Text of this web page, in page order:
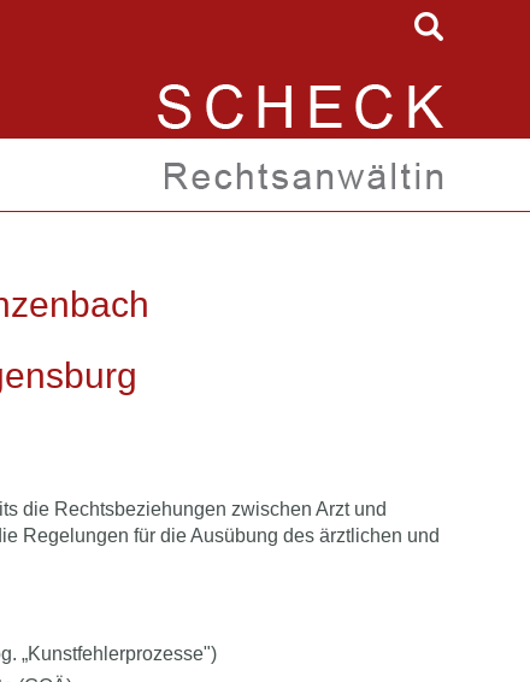
die Rechtsbeziehungen zwischen Arzt und
Regelungen für die Ausübung des ärztlichen und
„Kunstfehlerprozesse")